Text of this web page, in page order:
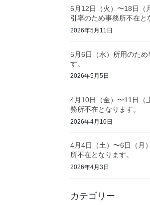
5月12日（火）〜18日（
引率のため事務所不在と
2026年5月11日
5月6日（水）所用のため
す。
2026年5月5日
4月10日（金）〜11日（
務所不在となります。
2026年4月10日
4月4日（土）〜6日（月
所不在となります。
2026年4月3日
カテゴリー